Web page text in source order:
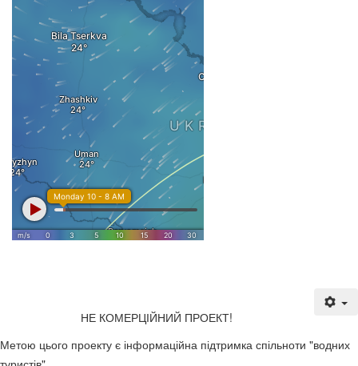
НЕ КОМЕРЦІЙНИЙ ПРОЕКТ!
Метою цього проекту є інформаційна підтримка спільноти "водних